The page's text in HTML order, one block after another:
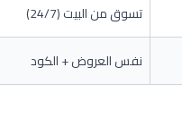
تسوق من البيت (24/7)
نفس العروض + الكود